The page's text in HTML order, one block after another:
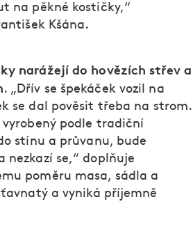
na pěkné kostičky,“
Kšána.
narážejí do hovězích střev a
. „Dřív se špekáček vozil na
se dal pověsit třeba na strom.
vyrobený podle tradiční
stínu a průvanu, bude
nezkazí se,“ doplňuje
poměru masa, sádla a
a vyniká příjemně